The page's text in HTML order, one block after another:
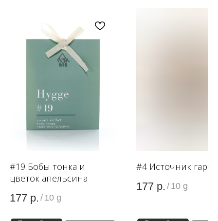
#19 Бобы тонка и
цветок апельсина
177 р. / 10 g
#4 Источник
177 р. / 10 g
OZON
WB
ЗОЛОТОЕ ЯБЛОКО